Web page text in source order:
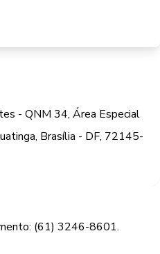
- QNM 34, Área Especial
Brasília - DF, 72145-
(61) 3246-8601.